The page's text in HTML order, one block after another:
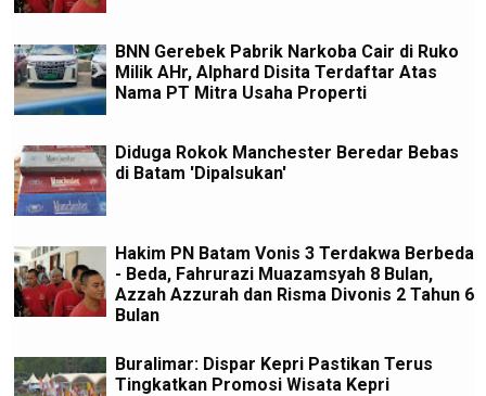
BNN Gerebek Pabrik Narkoba Cair di Ruko
Milik AHr, Alphard Disita Terdaftar Atas
Nama PT Mitra Usaha Properti
Diduga Rokok Manchester Beredar Bebas
di Batam 'Dipalsukan'
Hakim PN Batam Vonis 3 Terdakwa Berbeda
- Beda, Fahrurazi Muazamsyah 8 Bulan,
Azzah Azzurah dan Risma Divonis 2 Tahun 6
Bulan
Buralimar: Dispar Kepri Pastikan Terus
Tingkatkan Promosi Wisata Kepri